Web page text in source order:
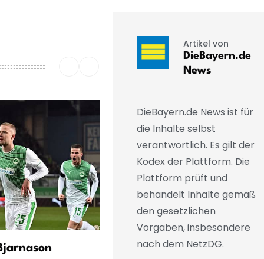
Apnoetaucher Minja
Artikel von
DieBayern.de
News
DieBayern.de News ist für
die Inhalte selbst
verantwortlich. Es gilt der
Kodex der Plattform. Die
Plattform prüft und
behandelt Inhalte gemäß
den gesetzlichen
Vorgaben, insbesondere
nach dem NetzDG.